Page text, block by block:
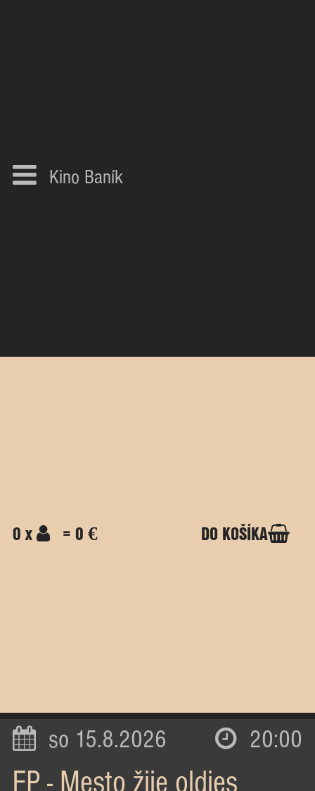
Kino Baník
0 x = 0 € DO KOŠÍKA
so 15.8.2026 20:00
FP - Mesto žije oldies